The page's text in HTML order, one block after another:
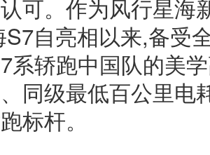
可。作为风行星海
自亮相以来,备受
系轿跑中国队的美
同级最低百公里电
标杆。